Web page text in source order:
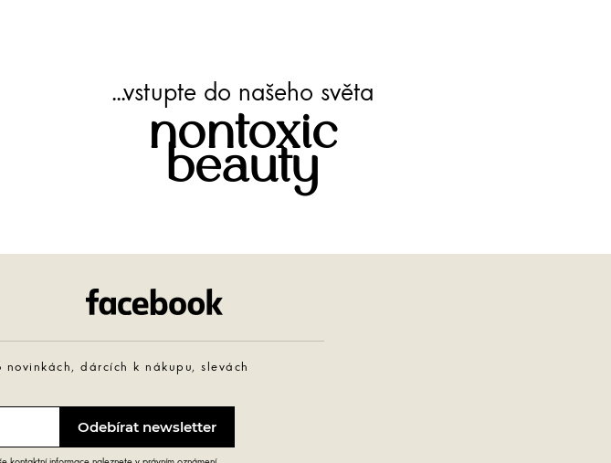
...vstupte do našeho světa
nontoxic
beauty
dárcích k nákupu, slevách